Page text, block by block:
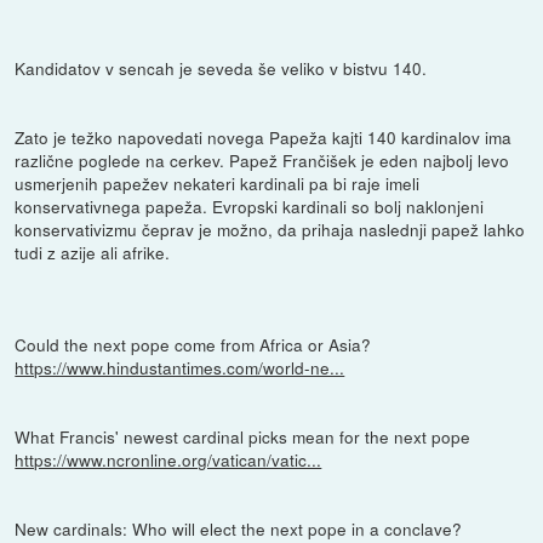
Kandidatov v sencah je seveda še veliko v bistvu 140.
Zato je težko napovedati novega Papeža kajti 140 kardinalov ima
različne poglede na cerkev. Papež Frančišek je eden najbolj levo
usmerjenih papežev nekateri kardinali pa bi raje imeli
konservativnega papeža. Evropski kardinali so bolj naklonjeni
konservativizmu čeprav je možno, da prihaja naslednji papež lahko
tudi z azije ali afrike.
Could the next pope come from Africa or Asia?
https://www.hindustantimes.com/world-ne...
What Francis' newest cardinal picks mean for the next pope
https://www.ncronline.org/vatican/vatic...
New cardinals: Who will elect the next pope in a conclave?